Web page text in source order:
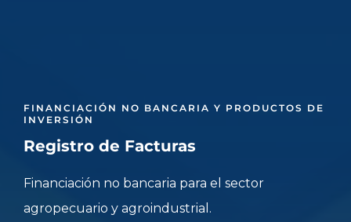
FINANCIACIÓN NO BANCARIA Y PRODUCTOS DE
INVERSIÓN
Registro de Facturas
Financiación no bancaria para el sector
agropecuario y agroindustrial.